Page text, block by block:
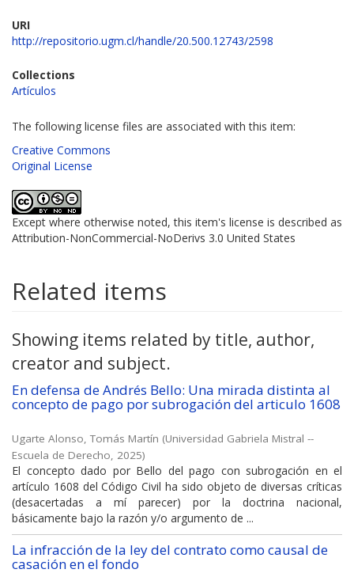
URI
http://repositorio.ugm.cl/handle/20.500.12743/2598
Collections
Artículos
The following license files are associated with this item:
Creative Commons
Original License
Except where otherwise noted, this item's license is described as
Attribution-NonCommercial-NoDerivs 3.0 United States
Related items
Showing items related by title, author,
creator and subject.
En defensa de Andrés Bello: Una mirada distinta al
concepto de pago por subrogación del articulo 1608
Ugarte Alonso, Tomás Martín (Universidad Gabriela Mistral --
Escuela de Derecho, 2025)
El concepto dado por Bello del pago con subrogación en el
artículo 1608 del Código Civil ha sido objeto de diversas críticas
(desacertadas a mí parecer) por la doctrina nacional,
básicamente bajo la razón y/o argumento de ...
La infracción de la ley del contrato como causal de
casación en el fondo